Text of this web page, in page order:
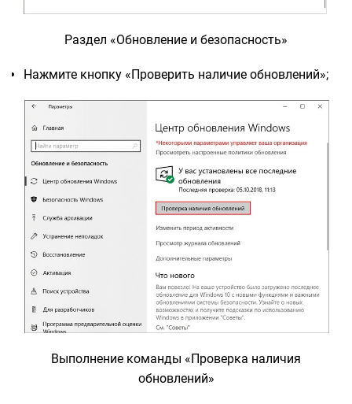
Раздел «Обновление и безопасность»
Нажмите кнопку «Проверить наличие обновлений»;
Выполнение команды «Проверка наличия
обновлений»